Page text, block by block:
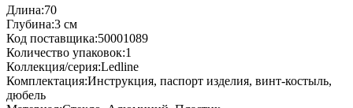
Длина:70
Глубина:3 см
Код поставщика:50001089
Количество упаковок:1
Коллекция/серия:Ledline
Комплектация:Инструкция, паспорт изделия, винт-костыль,
дюбель